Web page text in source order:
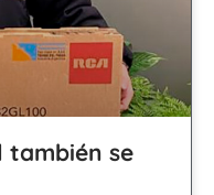
también se